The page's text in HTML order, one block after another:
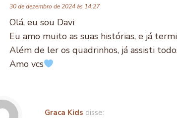
30 de dezembro de 2024 às 14:27
Olá, eu sou Davi
Eu amo muito as suas histórias, e já
Além de ler os quadrinhos, já assisti
Amo vcs
Graca Kids disse: